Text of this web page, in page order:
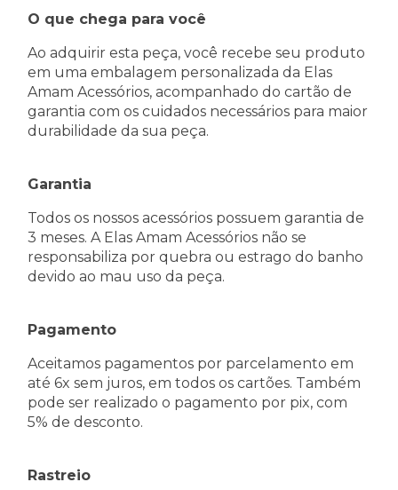
O que chega para você
Ao adquirir esta peça, você recebe seu produto
em uma embalagem personalizada da Elas
Amam Acessórios, acompanhado do cartão de
garantia com os cuidados necessários para maior
durabilidade da sua peça.
Garantia
Todos os nossos acessórios possuem garantia de
3 meses. A Elas Amam Acessórios não se
responsabiliza por quebra ou estrago do banho
devido ao mau uso da peça.
Pagamento
Aceitamos pagamentos por parcelamento em
até 6x sem juros, em todos os cartões. Também
pode ser realizado o pagamento por pix, com
5% de desconto.
Rastreio